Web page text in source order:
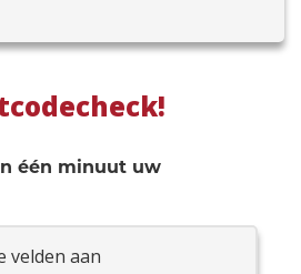
één minuut uw
velden aan